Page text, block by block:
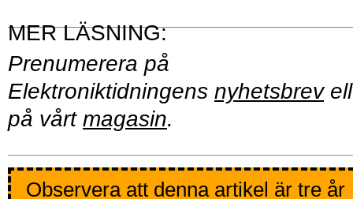
Prenumerera på
Elektroniktidningens nyhetsbrev
på vårt magasin.
Observera att denna artikel är tre år